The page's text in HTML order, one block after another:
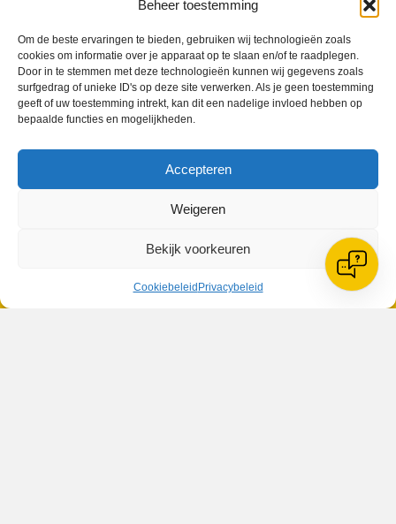
Beheer toestemming
Om de beste ervaringen te bieden, gebruiken wij technologieën zoals
cookies om informatie over je apparaat op te slaan en/of te raadplegen.
Door in te stemmen met deze technologieën kunnen wij gegevens zoals
surfgedrag of unieke ID's op deze site verwerken. Als je geen toestemming
geeft of uw toestemming intrekt, kan dit een nadelige invloed hebben op
bepaalde functies en mogelijkheden.
Accepteren
Weigeren
Bekijk voorkeuren
Cookiebeleid Privacybeleid
Website
De Wending, Lotte Beesedijk 1